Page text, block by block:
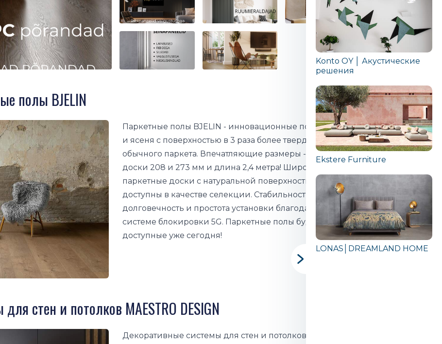
полы BJELIN
Паркетные полы BJELIN - инновационные полы из дуба
и ясеня с поверхностью в 3 раза более твердой, чем у
обычного паркета. Впечатляющие размеры - ширина
доски 208 и 273 мм и длина 2,4 метра! Широкие
паркетные доски с натуральной поверхностью также
доступны в качестве селекции. Стабильность,
долговечность и простота установки благодаря лучшей
системе блокировки 5G. Паркетные полы будущего,
доступные уже сегодня!
стен и потолков MAESTRO DESIGN
Декоративные системы для стен и потолков MAESTRO
Konto OY │ Акустические
решения
Ekstere Furniture
LONAS│DREAMLAND HOME